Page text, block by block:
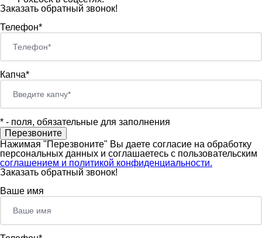
Заказать обратный звонок!
Телефон*
Капча*
* - поля, обязательные для заполнения
Нажимая "Перезвоните" Вы даете согласие на обработку
персональных данных и соглашаетесь c пользовательским
соглашением и политикой конфиденциальности.
Заказать обратный звонок!
Ваше имя